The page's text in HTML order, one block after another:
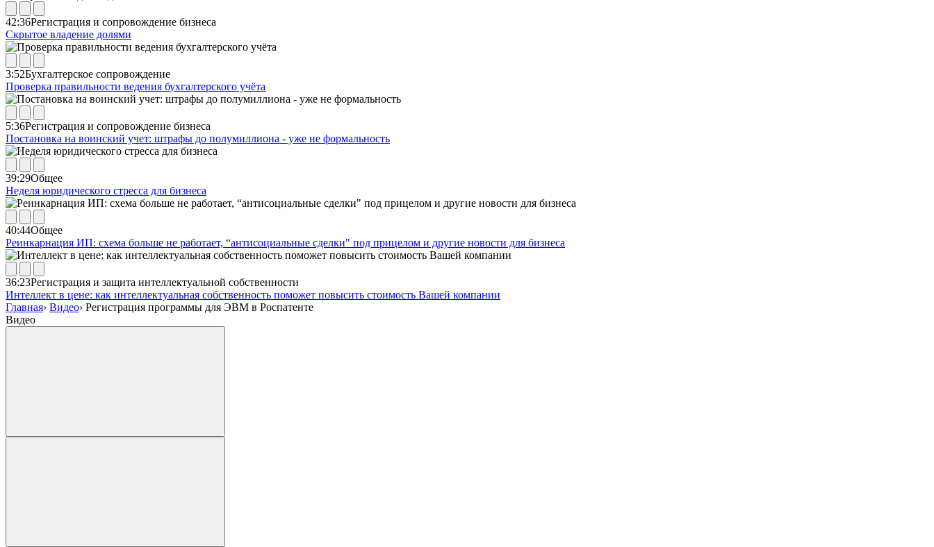
42:36Регистрация и сопровождение бизнеса
Скрытое владение долями
3:52Бухгалтерское сопровождение
Проверка правильности ведения бухгалтерского учёта
5:36Регистрация и сопровождение бизнеса
Постановка на воинский учет: штрафы до полумиллиона - уже не формальность
39:29Общее
Неделя юридического стресса для бизнеса
40:44Общее
Реинкарнация ИП: схема больше не работает, “антисоциальные сделки" под прицелом и другие новости для бизнеса
36:23Регистрация и защита интеллектуальной собственности
Интеллект в цене: как интеллектуальная собственность поможет повысить стоимость Вашей компании
Главная› Видео› Регистрация программы для ЭВМ в Роспатенте
Видео